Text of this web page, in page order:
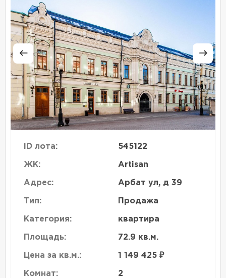
ID лота: 545122
ЖК: Artisan
Адрес: Арбат ул, д 39
Тип: Продажа
Категория: квартира
Площадь: 72.9 кв.м.
Цена за кв.м.: 1 149 425 ₽
Комнат: 2